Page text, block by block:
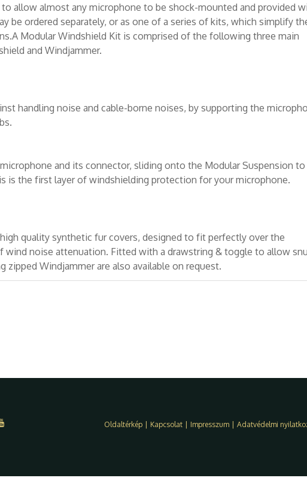
allow almost any microphone to be shock-mounted and provided
be ordered separately, or as one of a series of kits, which simplify
Modular Windshield Kit is comprised of the following three main
and Windjammer.
handling noise and cable-borne noises, by supporting the
and its connector, sliding onto the Modular Suspension to
is the first layer of windshielding protection for your microphone.
quality synthetic fur covers, designed to fit perfectly over the
wind noise attenuation. Fitted with a drawstring & toggle to allow
Windjammer are also available on request.
Oldaltérkép | Kapcsolat | Impresszum | Adatvédelmi